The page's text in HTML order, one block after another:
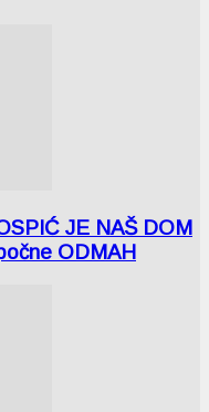
JE NAŠ DOM
ODMAH